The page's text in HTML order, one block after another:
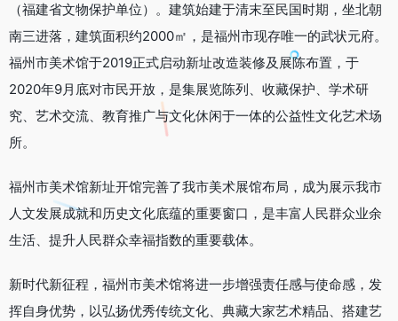
（福建省文物保护单位）。建筑始建于清末至民国时期，坐北朝
南三进落，建筑面积约2000㎡，是福州市现存唯一的武状元府。
福州市美术馆于2019正式启动新址改造装修及展陈布置，于
2020年9月底对市民开放，是集展览陈列、收藏保护、学术研
究、艺术交流、教育推广与文化休闲于一体的公益性文化艺术场
所。
福州市美术馆新址开馆完善了我市美术展馆布局，成为展示我市
人文发展成就和历史文化底蕴的重要窗口，是丰富人民群众业余
生活、提升人民群众幸福指数的重要载体。
新时代新征程，福州市美术馆将进一步增强责任感与使命感，发
挥自身优势，以弘扬优秀传统文化、典藏大家艺术精品、搭建艺